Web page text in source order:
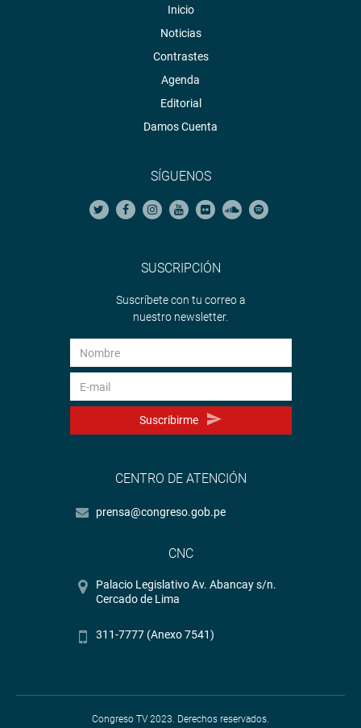
Inicio
Noticias
Contrastes
Agenda
Editorial
Damos Cuenta
SÍGUENOS
SUSCRIPCIÓN
Suscríbete con tu correo a
nuestro newsletter.
Suscribirme
CENTRO DE ATENCIÓN
prensa@congreso.gob.pe
CNC
Palacio Legislativo Av. Abancay s/n.
Cercado de Lima
311-7777 (Anexo 7541)
Congreso TV 2023. Derechos reservados.